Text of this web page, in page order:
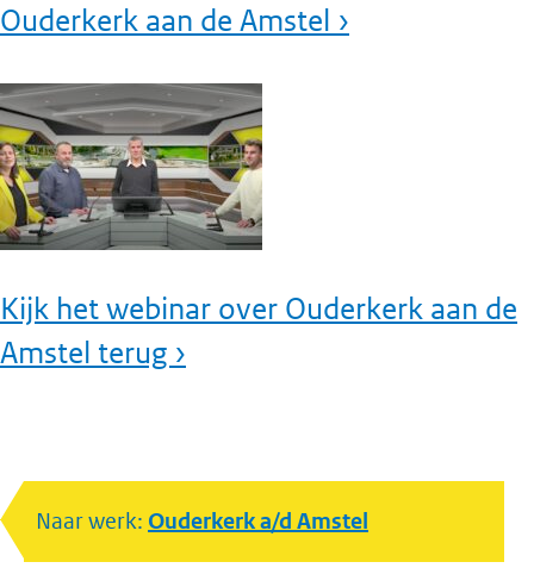
Ouderkerk aan de Amstel ›
Kijk het webinar over Ouderkerk aan de
Amstel terug ›
Naar werk: Ouderkerk a/d Amstel